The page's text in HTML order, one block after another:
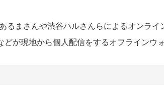
るまさんや渋谷ハルさんらによるオンライ
が現地から個人配信をするオフラインウ